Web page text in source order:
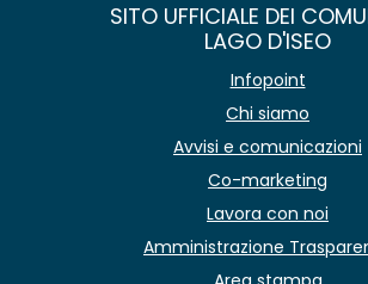
SITO UFFICIALE DEI
LAGO D'ISEO
Infopoint
Chi siamo
Avvisi e comunicazioni
Co-marketing
Lavora con noi
Amministrazione